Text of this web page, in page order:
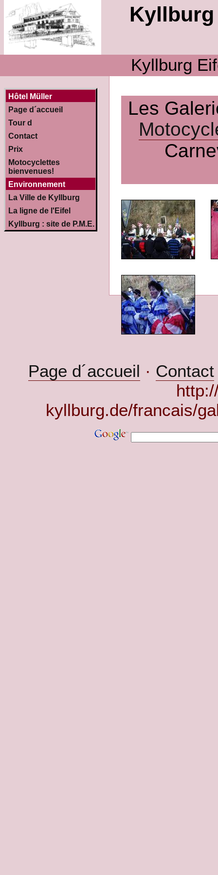
Kyllburg
Kyllburg
Hôtel Müller
Page d´accueil
Tour d
Contact
Prix
Motocyclettes
bienvenues!
Environnement
La Ville de Kyllburg
La ligne de l'Eifel
Kyllburg : site de P.M.E.
Les
Page d´accueil · Contact
kyllburg.de/francais/